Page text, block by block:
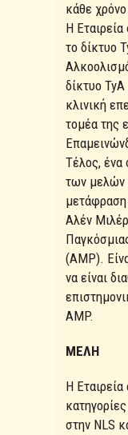
κάθε
Η
το δίκτυο
δίκτυο
κλινική
τομέα της
Τέλος, ένα
των μελών
Αλέν
(AMP).
να είναι
AMP.
ΜΕΛΗ
Η
στην NLS